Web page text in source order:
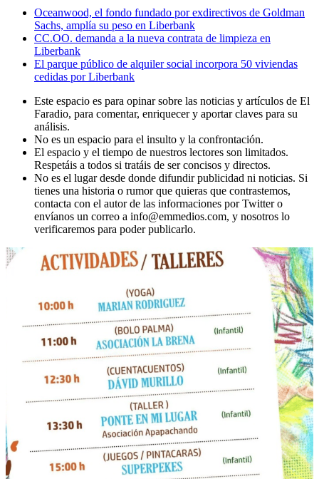
Oceanwood, el fondo fundado por exdirectivos de Goldman
Sachs, amplía su peso en Liberbank
CC.OO. demanda a la nueva contrata de limpieza en
Liberbank
El parque público de alquiler social incorpora 50 viviendas
cedidas por Liberbank
Este espacio es para opinar sobre las noticias y artículos de El
Faradio, para comentar, enriquecer y aportar claves para su
análisis.
No es un espacio para el insulto y la confrontación.
El espacio y el tiempo de nuestros lectores son limitados.
Respetáis a todos si tratáis de ser concisos y directos.
No es el lugar desde donde difundir publicidad ni noticias. Si
tienes una historia o rumor que quieras que contrastemos,
contacta con el autor de las informaciones por Twitter o
envíanos un correo a info@emmedios.com, y nosotros lo
verificaremos para poder publicarlo.